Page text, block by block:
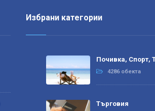
Избрани категории
Почивка, Спорт,
4286 обекта
Търговия